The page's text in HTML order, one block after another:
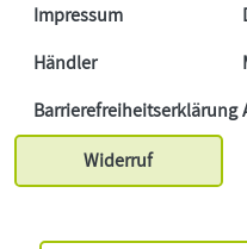
Impressum
Händler
Barrierefreiheitserklärung
Widerruf